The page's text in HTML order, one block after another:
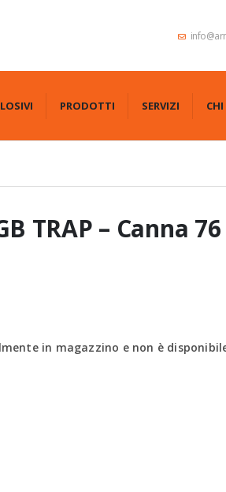
PRODOTTI SERVIZI
TRAP – Canna
in magazzino e non è